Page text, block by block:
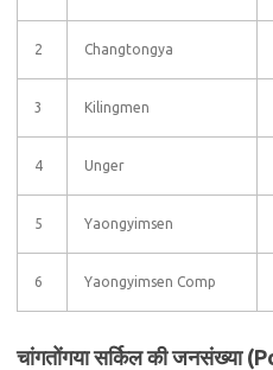
2 Changtongya
3 Kilingmen
4 Unger
5 Yaongyimsen
6 Yaongyimsen Comp
चांगतोंगया सर्किल की जनसंख्या